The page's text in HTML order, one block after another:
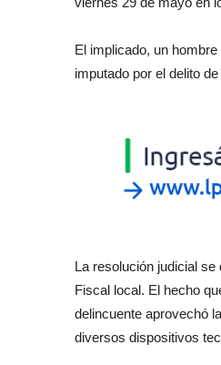
El implicado, un
imputado por el delito
La resolución judicial
Fiscal local. El hecho
delincuente aprovechó
diversos dispositivos